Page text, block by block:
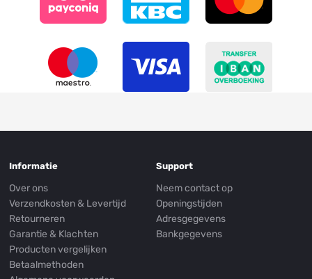
Informatie
Over ons
Verzendkosten & Levertijd
Retourneren
Garantie & Klachten
Producten vergelijken
Betaalmethoden
Support
Neem contact op
Openingstijden
Adresgegevens
Bankgegevens